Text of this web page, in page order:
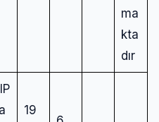
ma
kta
dır
19